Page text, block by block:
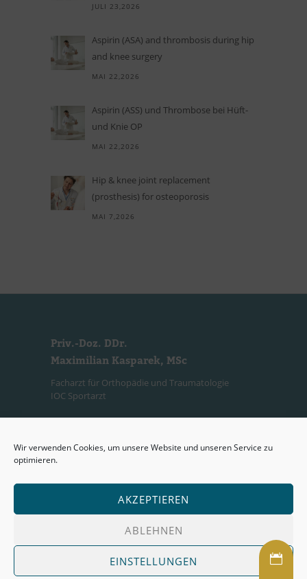
Wir verwenden Cookies, um unsere Website und unseren Service zu
optimieren.
AKZEPTIEREN
ABLEHNEN
EINSTELLUNGEN
JULI 23,2026
Aspirin (ASA) and thrombosis during hip
and knee surgery
MAI 22,2026
Aspi­rin (ASS) und Throm­bose bei Hüft-
und Knie OP
MAI 22,2026
Hip & knee joint replacement
(prosthesis) for osteoporosis
MAI 7,2026
Priv.-Doz. DDr.
Maximilian Kasparek, MSc
Facharzt für Orthopädie und Traumatologie
IOC Sportarzt
(Wahlarztordination)
Mo:
Oder nach telefonischer Vereinbarung.
Impressum Datenschutz